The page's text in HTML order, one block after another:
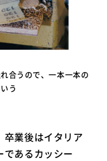
合うので、一本一本の
う
業後はイタリア
あるカッシー